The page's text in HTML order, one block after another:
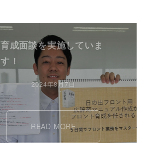
育成面談を実施していま
す！
2024年8月7日
READ MORE